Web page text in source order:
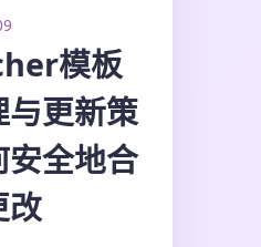
模板
更新策
安全地合
改